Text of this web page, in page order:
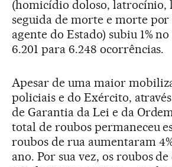
(homicídio doloso, latrocínio,
seguida de morte e morte
agente do Estado) subiu 1%
6.201 para 6.248 ocorrências.
Apesar de uma maior
policiais e do Exército,
de Garantia da Lei e da
total de roubos permaneceu
roubos de rua aumentaram
ano. Por sua vez, os roubos